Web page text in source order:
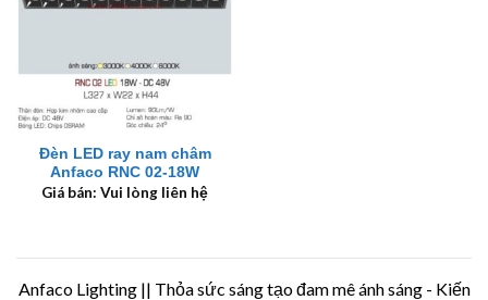
Đèn LED ray nam châm
Anfaco RNC 02-18W
Giá bán: Vui lòng liên hệ
Anfaco Lighting || Thỏa sức sáng tạo đam mê ánh sáng - Kiến